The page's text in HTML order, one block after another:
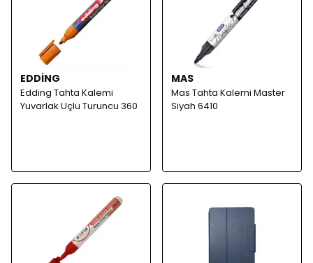
EDDİNG
Edding Tahta Kalemi
Yuvarlak Uçlu Turuncu 360
MAS
Mas Tahta Kalemi Master
Siyah 6410